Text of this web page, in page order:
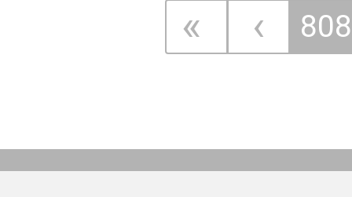
« ‹ 808